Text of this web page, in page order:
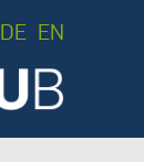
DE EN